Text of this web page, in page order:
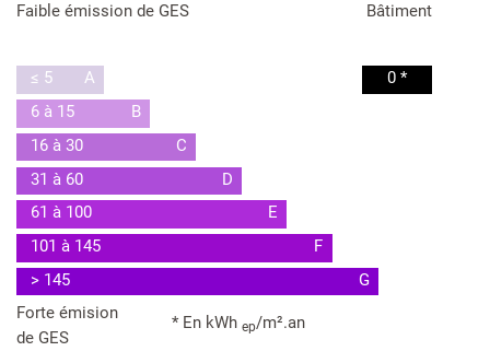
Faible émission de GES Bâtiment
≤ 5 A
0 *
6 à 15
B
16 à 30
C
31 à 60
D
61 à 100
E
101 à 145
F
> 145
G
Forte émision
de GES
* En kWhep/m².an